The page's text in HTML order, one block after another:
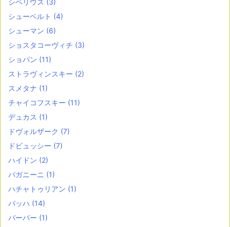
シベリウス (3)
シューベルト (4)
シューマン (6)
ショスタコーヴィチ (3)
ショパン (11)
ストラヴィンスキー (2)
スメタナ (1)
チャイコフスキー (11)
デュカス (1)
ドヴォルザーク (7)
ドビュッシー (7)
ハイドン (2)
パガニーニ (1)
ハチャトゥリアン (1)
バッハ (14)
バーバー (1)